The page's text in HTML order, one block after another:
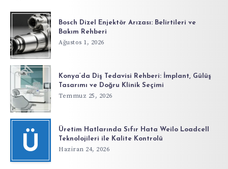
Bosch Dizel Enjektör Arızası: Belirtileri ve
Bakım Rehberi
Ağustos 1, 2026
Konya’da Diş Tedavisi Rehberi: İmplant, Gülüş
Tasarımı ve Doğru Klinik Seçimi
Temmuz 25, 2026
Ü
Üretim Hatlarında Sıfır Hata Weilo Loadcell
Teknolojileri ile Kalite Kontrolü
Haziran 24, 2026